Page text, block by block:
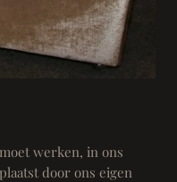
werken, in ons
door ons eigen